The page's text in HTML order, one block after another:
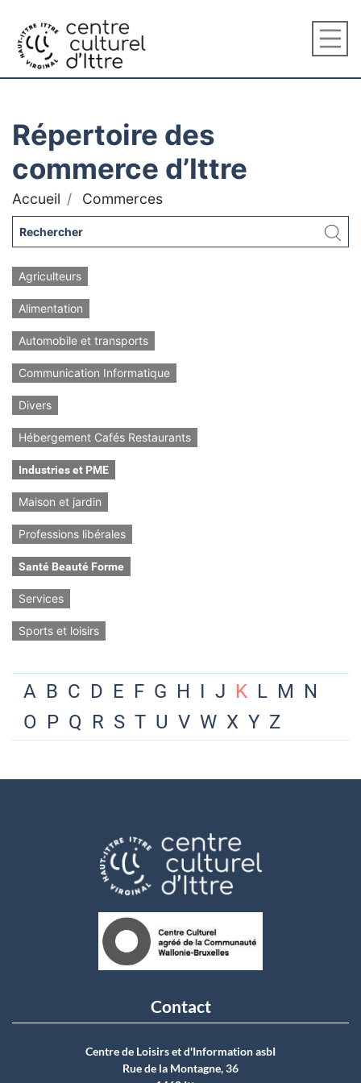
Répertoire des
commerce d’Ittre
Accueil Commerces
Agriculteurs
Alimentation
Automobile et transports
Communication Informatique
Divers
Hébergement Cafés Restaurants
Industries et PME
Maison et jardin
Professions libérales
Santé Beauté Forme
Services
Sports et loisirs
A B C D E F G H I J K L M N
O P Q R S T U V W X Y Z
Contact
Centre de Loisirs et d'Information asbI
Rue de la Montagne, 36